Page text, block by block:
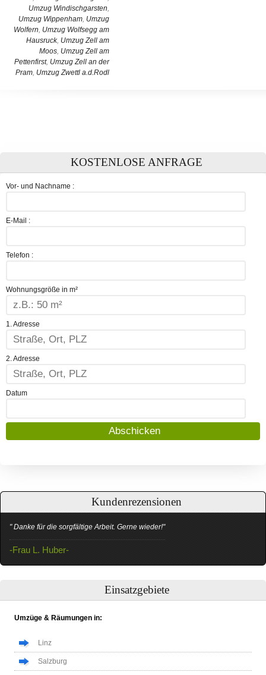
Umzug Windischgarsten,
Umzug Wippenham, Umzug
Wolfern, Umzug Wolfsegg am
Hausruck, Umzug Zell am
Moos, Umzug Zell am
Pettenfirst, Umzug Zell an der
Pram, Umzug Zwettl a.d.Rodl
KOSTENLOSE ANFRAGE
Vor- und Nachname :
E-Mail :
Telefon :
Wohnungsgröße in m²
1. Adresse
2. Adresse
Datum
Kundenrezensionen
" Danke für die sorgfältige Arbeit. Gerne wieder!"
-Frau L. Huber-
Einsatzgebiete
Umzüge & Räumungen in:
Linz
Salzburg